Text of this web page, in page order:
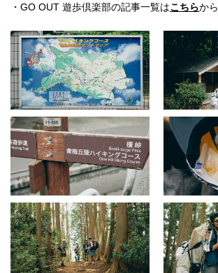
・GO OUT 遊歩倶楽部の記事一覧はこちらから